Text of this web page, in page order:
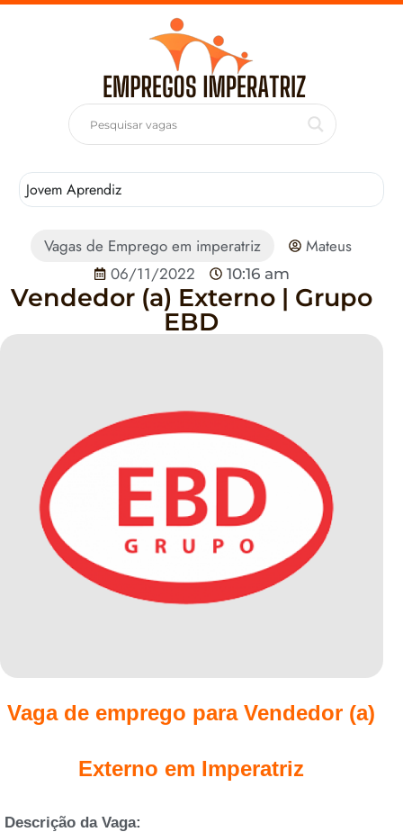
Jovem Aprendiz
Vagas de Emprego em imperatriz
Mateus
06/11/2022
10:16 am
Vendedor (a) Externo | Grupo
EBD
Vaga de emprego para Vendedor (a)
Externo em Imperatriz
Descrição da Vaga: